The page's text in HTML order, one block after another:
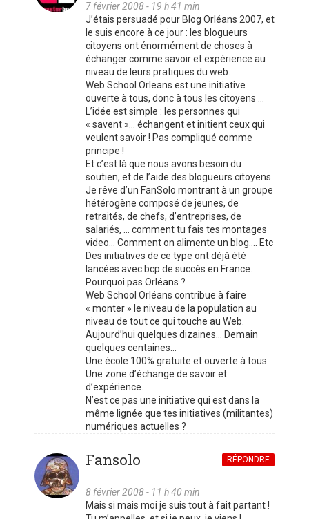
7 février 2008 - 19 h 41 min
J’étais persuadé pour Blog Orléans 2007, et
le suis encore à ce jour : les blogueurs
citoyens ont énormément de choses à
échanger comme savoir et expérience au
niveau de leurs pratiques du web.
Web School Orleans est une initiative
ouverte à tous, donc à tous les citoyens …
L’idée est simple : les personnes qui
« savent »… échangent et initient ceux qui
veulent savoir ! Pas compliqué comme
principe !
Et c’est là que nous avons besoin du
soutien, et de l’aide des blogueurs citoyens.
Je rêve d’un FanSolo montrant à un groupe
hétérogène composé de jeunes, de
retraités, de chefs, d’entreprises, de
salariés, … comment tu fais tes montages
video… Comment on alimente un blog…. Etc
Des initiatives de ce type ont déjà été
lancées avec bcp de succès en France.
Pourquoi pas Orléans ?
Web School Orléans contribue à faire
« monter » le niveau de la population au
niveau de tout ce qui touche au Web.
Aujourd’hui quelques dizaines… Demain
quelques centaines…
Une école 100% gratuite et ouverte à tous.
Une zone d’échange de savoir et
d’expérience.
N’est ce pas une initiative qui est dans la
même lignée que tes initiatives (militantes)
numériques actuelles ?
Fansolo
8 février 2008 - 11 h 40 min
RÉPONDRE
Mais si mais moi je suis tout à fait partant !